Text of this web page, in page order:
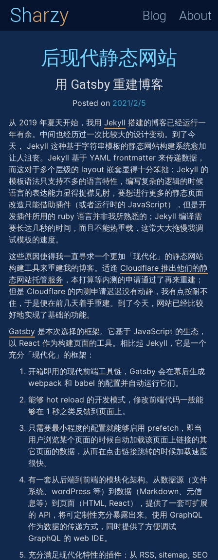
Sharzy Blog About
后现代静态网站
用 Gatsby 重建博客
Posted on 2021/2/5
从 2019 年夏天开始，我用 Jekyll 搭建的博客已经运行一
年有余。中间也经历过一次比较大的设计变动。到了今
天， Jekyll 这种基于字符串模板的静态网站构建系统愈加
让人沮丧。Jekyll 基于 YAML frontmatter 来传递数据，
而这对于多个层级的 layout 嵌套显得十分笨拙；Jekyll 的
模板语法只支持不多的语言特性，编写复杂的逻辑的时候
语言的表达能力显得捉襟见肘，要想进行更多的静态页面
改造只能借助插件（或者运行时的 JavaScript），但是开
发插件所用的 ruby 语言并非我所熟悉的；Jekyll 编译需
要长达几秒的时间，而且不能热重载，这常大大拖慢我调
试模板的速度。
这些原因使得我一直寻求一个更加「现代化」的静态网站
构建工具来重建我的博客。适逢 Cloudflare 推出他们的静
态网站托管服务 ，本打算等内测的申请通过了再来重建；
但是 Cloudflare 的内测申请迟迟没有动静，我有点按耐不
住，于是便在前几天着手重建。到了今天，网站已经比较
好地实现了基础的功能。
Gatsby 是本次选择的框架。它基于 JavaScript 的生态，
以 React 作为构建页面的工具。相比起 Jekyll，它是一个
充分「现代化」的框架：
开箱即用的现代前端工具链，Gatsby 会在幕后生成
webpack 和 babel 的配置并自动运行它们。
能够 hot reload 的开发模式，修改前端代码一般能
够在 1 秒之类反馈到页面上。
只需要最小程度的配置就能够启用 prefetch，即当
用户浏览某个页面的时候自动加载该页面上链接的其
它页面的数据，从而在点击链接跳转的时候加载速度
很快。
有一套从后端到前端的模块化架构。从数据源（文件
系统、wordPress 等）到数据（Markdown、元信
息等）到页面（HTML, React），提供了一套可扩展
的 API，将可定制性充分暴露出来。使用 GraphQL
作为数据的传递方式，同时提供了方便调试
GraphQL 的 web IDE。
充分满足现代化特性的插件：从 RSS, sitemap, SEO